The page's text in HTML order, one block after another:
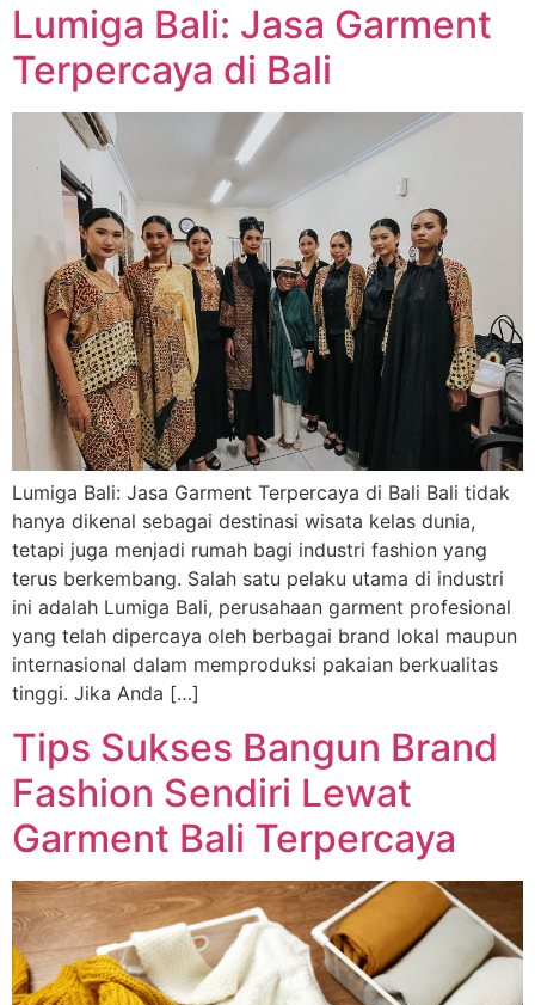
Lumiga Bali: Jasa Garment
Terpercaya di Bali
Lumiga Bali: Jasa Garment Terpercaya di Bali Bali tidak
hanya dikenal sebagai destinasi wisata kelas dunia,
tetapi juga menjadi rumah bagi industri fashion yang
terus berkembang. Salah satu pelaku utama di industri
ini adalah Lumiga Bali, perusahaan garment profesional
yang telah dipercaya oleh berbagai brand lokal maupun
internasional dalam memproduksi pakaian berkualitas
tinggi. Jika Anda […]
Tips Sukses Bangun Brand
Fashion Sendiri Lewat
Garment Bali Terpercaya